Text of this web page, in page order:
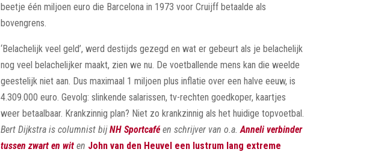
beetje één miljoen euro die Barcelona in 1973 voor Cruijff betaalde als
bovengrens.
‘Belachelijk veel geld’, werd destijds gezegd en wat er gebeurt als je belachelijk
nog veel belachelijker maakt, zien we nu. De voetballende mens kan die weelde
geestelijk niet aan. Dus maximaal 1 miljoen plus inflatie over een halve eeuw, is
4.309.000 euro. Gevolg: slinkende salarissen, tv-rechten goedkoper, kaartjes
weer betaalbaar. Krankzinnig plan? Niet zo krankzinnig als het huidige topvoetbal.
Bert Dijkstra is columnist bijNH Sportcaféen schrijver van o.a.Anneli verbinder
tussen zwart en witen John van den Heuvel een lustrum lang extreme